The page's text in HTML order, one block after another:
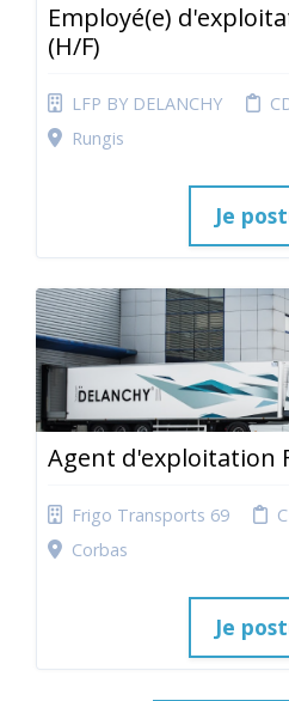
Employé(e)
(H/F)
LFP BY DELANCHY
Rungis
Je
Agent d'exploitation
Frigo Transports 69
Corbas
Je